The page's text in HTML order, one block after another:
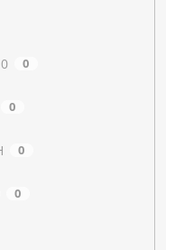
0
0
0
0